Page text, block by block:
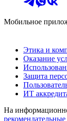
Мобильное
Этика и
Оказание
Защита
ИТ
На